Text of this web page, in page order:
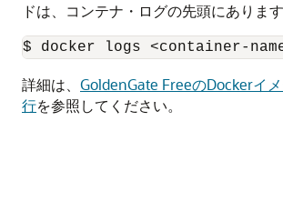
ドは、コンテナ・ログの先頭にありま
$ docker logs <container-
詳細は、 GoldenGate FreeのDockerイ
行を参照してください。